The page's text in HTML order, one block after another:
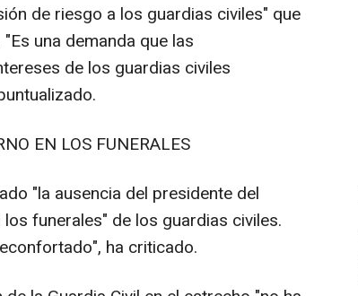
de riesgo a los guardias civiles" que
una demanda que las
de los guardias civiles
EN LOS FUNERALES
"la ausencia del presidente del
funerales" de los guardias civiles.
ha criticado.